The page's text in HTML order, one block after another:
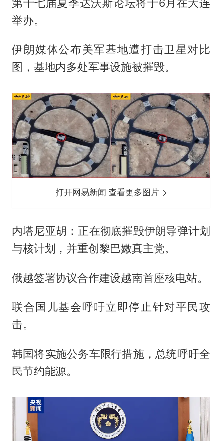
第十七届夏季达沃斯论坛将于6月在大连
举办。
伊朗媒体公布美军基地遭打击卫星对比
图，基地内多处军事设施被摧毁。
打开网易新闻 查看更多图片
内塔尼亚胡：正在彻底摧毁伊朗导弹计划
与核计划，并重创黎巴嫩真主党。
俄越签署协议合作建设越南首座核电站。
联合国儿基会呼吁立即停止针对平民攻
击。
韩国将实施公务车限行措施，总统呼吁全
民节约能源。